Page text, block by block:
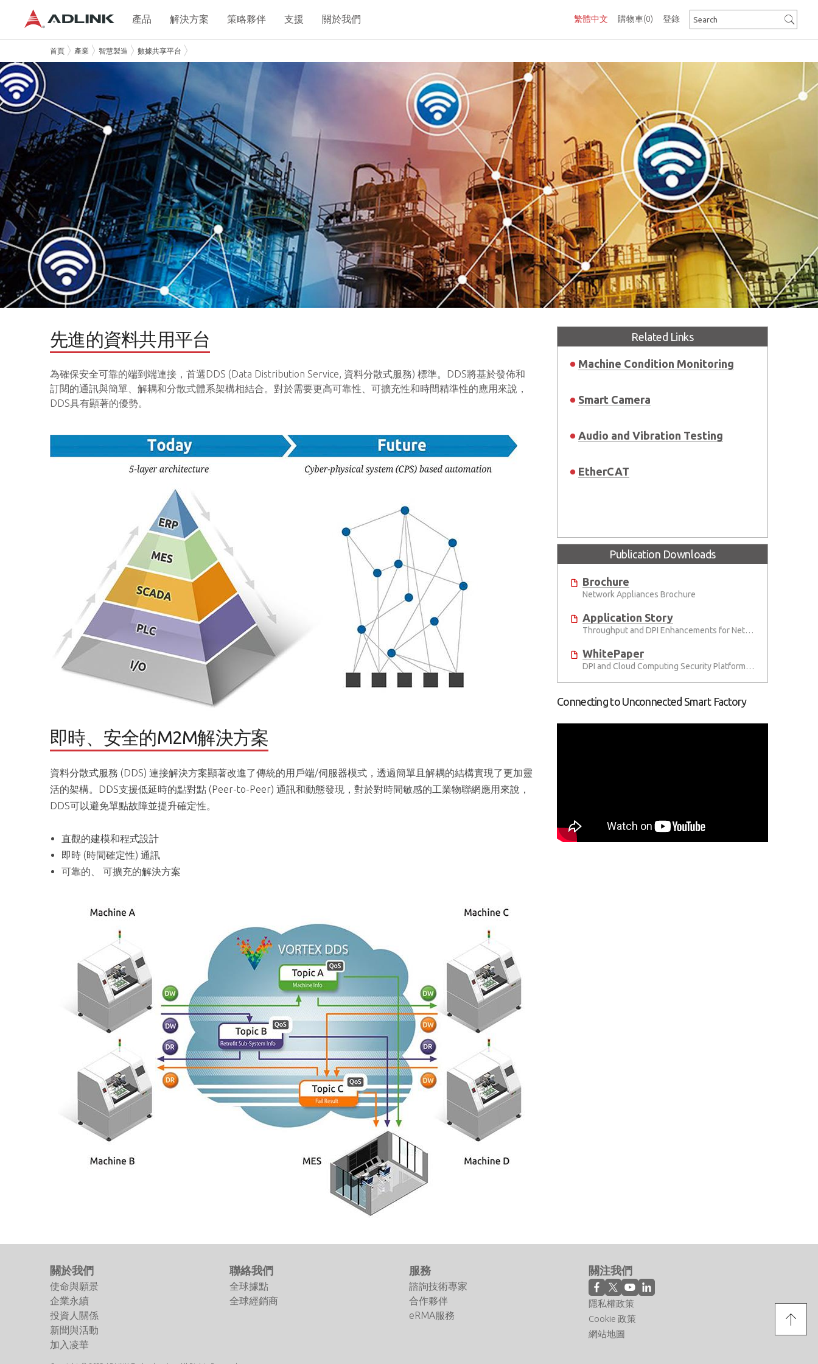
購物車(0)
繁體中文 登錄
產品 解決方案 策略夥伴 支援 關於我們
首頁 產業 智慧製造 數據共享平台
先進的資料共用平台
為確保安全可靠的端到端連接，首選DDS (Data Distribution Service, 資料分散式服務) 標準。DDS將基於發佈和
訂閱的通訊與簡單、解耦和分散式體系架構相結合。對於需要更高可靠性、可擴充性和時間精準性的應用來說，
DDS具有顯著的優勢。
Related Links
Machine Condition Monitoring
Smart Camera
Audio and Vibration Testing
EtherCAT
Publication Downloads
Brochure
Network Appliances Brochure
Application Story
Throughput and DPI Enhancements for Network Appliances Using ADLINK PacketManager
WhitePaper
DPI and Cloud Computing Security Platforms for the IoT Era
Connecting to Unconnected Smart Factory
即時、安全的M2M解決方案
資料分散式服務 (DDS) 連接解決方案顯著改進了傳統的用戶端/伺服器模式，透過簡單且解耦的結構實現了更加靈
活的架構。DDS支援低延時的點對點 (Peer-to-Peer) 通訊和動態發現，對於對時間敏感的工業物聯網應用來說，
DDS可以避免單點故障並提升確定性。
直觀的建模和程式設計
即時 (時間確定性) 通訊
可靠的、 可擴充的解決方案
關於我們
使命與願景
企業永續
投資人關係
新聞與活動
加入凌華
聯絡我們
全球據點
全球經銷商
服務
諮詢技術專家
合作夥伴
eRMA服務
關注我們
隱私權政策
Cookie 政策
網站地圖